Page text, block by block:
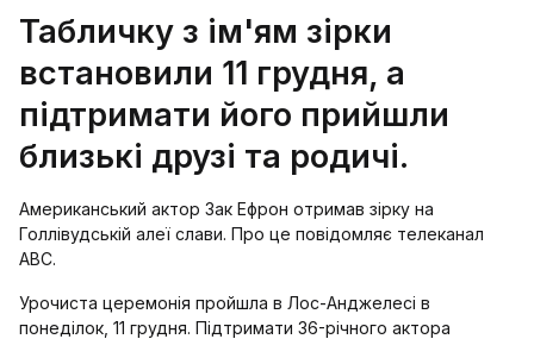
Табличку з ім'ям зірки
встановили 11 грудня, а
підтримати його прийшли
близькі друзі та родичі.
Американський актор Зак Ефрон отримав зірку на
Голлівудській алеї слави. Про це повідомляє телеканал
ABC.
Урочиста церемонія пройшла в Лос-Анджелесі в
понеділок, 11 грудня. Підтримати 36-річного актора